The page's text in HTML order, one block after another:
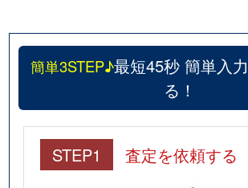
簡単3STEP♪最短45秒 簡単入
る！
STEP1 査定を依頼する